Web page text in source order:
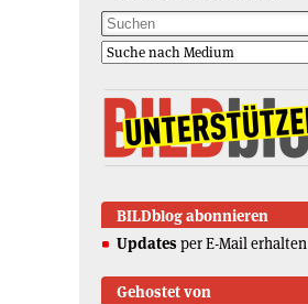
BILDblog abonnieren
Updates per E-Mail erhalten
Gehostet von